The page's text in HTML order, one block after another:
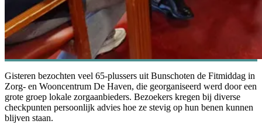
Gisteren bezochten veel 65-plussers uit Bunschoten de Fitmiddag in
Zorg- en Wooncentrum De Haven, die georganiseerd werd door een
grote groep lokale zorgaanbieders. Bezoekers kregen bij diverse
checkpunten persoonlijk advies hoe ze stevig op hun benen kunnen
blijven staan.